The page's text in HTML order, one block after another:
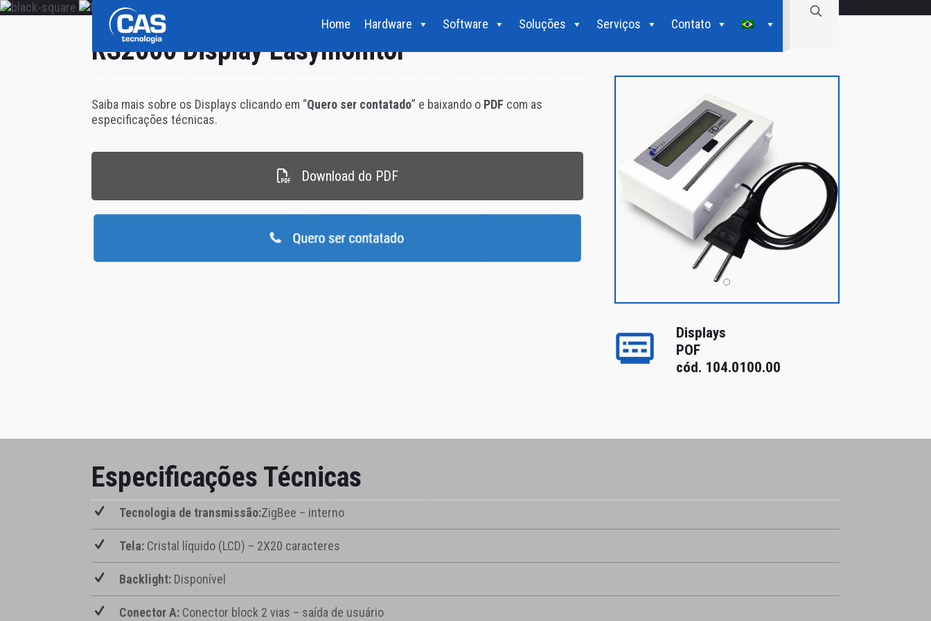
Home Hardware Software Soluções Serviços Contato
RS2000 Display Easymonitor
Saiba mais sobre os Displays clicando em “Quero ser contatado” e baixando o PDF com as
especificações técnicas.
Download do PDF
Displays
POF
cód. 104.0100.00
Especificações Técnicas
Tecnologia de transmissão:ZigBee – interno
Tela: Cristal líquido (LCD) – 2X20 caracteres
Backlight: Disponível
Conector A: Conector block 2 vias – saída de usuário